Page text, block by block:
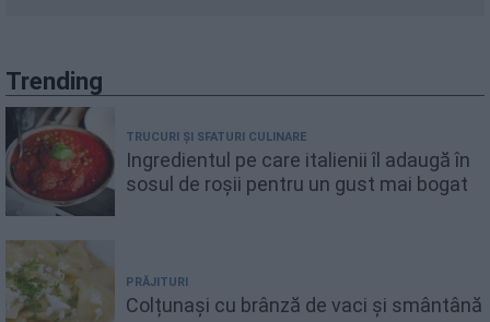
Trending
TRUCURI ȘI SFATURI CULINARE
Ingredientul pe care italienii îl adaugă în
sosul de roșii pentru un gust mai bogat
PRĂJITURI
Colțunași cu brânză de vaci și smântână